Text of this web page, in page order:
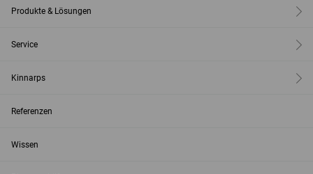
Produkte & Lösungen
Service
Kinnarps
Referenzen
Wissen